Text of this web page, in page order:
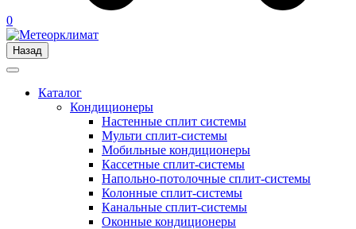
0
Назад
Каталог
Кондиционеры
Настенные сплит системы
Мульти сплит-системы
Мобильные кондиционеры
Кассетные сплит-системы
Напольно-потолочные сплит-системы
Колонные сплит-системы
Канальные сплит-системы
Оконные кондиционеры